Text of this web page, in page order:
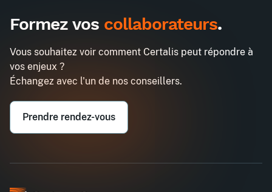
Formez vos collaborateurs.
Vous souhaitez voir comment Certalis peut répondre à
vos enjeux ?
Échangez avec l'un de nos conseillers.
Prendre rendez-vous